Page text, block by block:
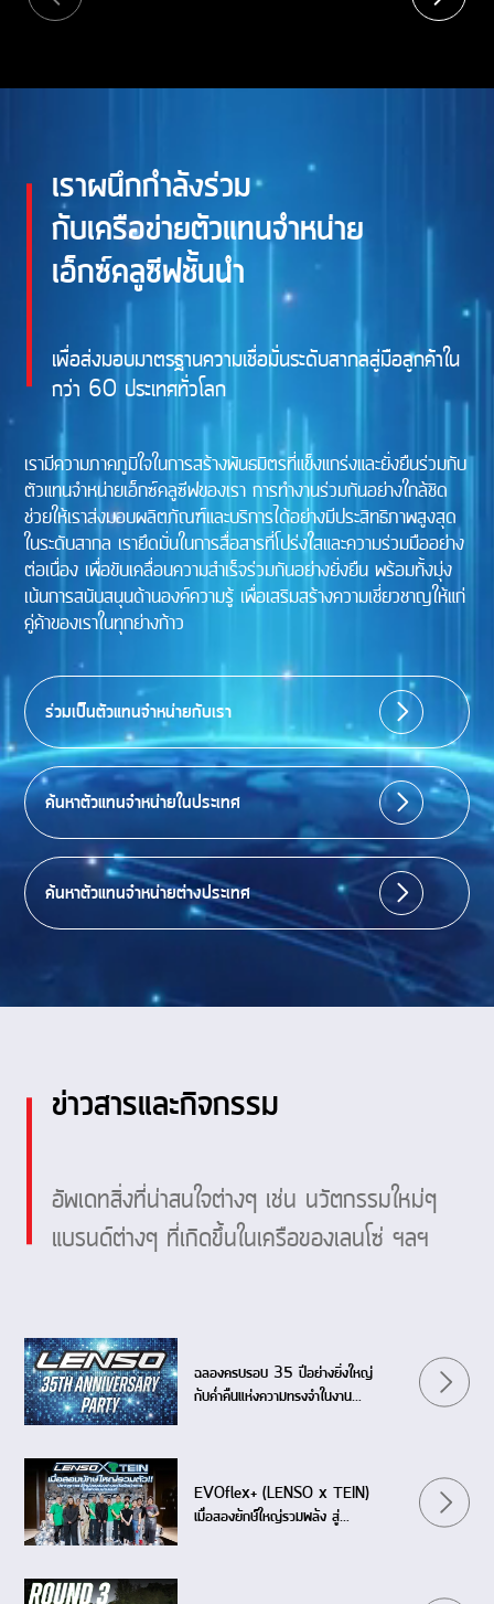
เราผนึกกำลังร่วม
กับเครือข่ายตัวแทนจำหน่าย
เอ็กซ์คลูซีฟชั้นนำ
เพื่อส่งมอบมาตรฐานความเชื่อมั่นระดับสากลสู่มือลูกค้าใน
กว่า 60 ประเทศทั่วโลก
เรามีความภาคภูมิใจในการสร้างพันธมิตรที่แข็งแกร่งและยั่งยืนร่วมกับ
ตัวแทนจำหน่ายเอ็กซ์คลูซีฟของเรา การทำงานร่วมกันอย่างใกล้ชิด
ช่วยให้เราส่งมอบผลิตภัณฑ์และบริการได้อย่างมีประสิทธิภาพสูงสุด
ในระดับสากล เรายึดมั่นในการสื่อสารที่โปร่งใสและความร่วมมืออย่าง
ต่อเนื่อง เพื่อขับเคลื่อนความสำเร็จร่วมกันอย่างยั่งยืน พร้อมทั้งมุ่ง
เน้นการสนับสนุนด้านองค์ความรู้ เพื่อเสริมสร้างความเชี่ยวชาญให้แก่
คู่ค้าของเราในทุกย่างก้าว
ร่วมเป็นตัวแทนจำหน่ายกับเรา
ค้นหาตัวแทนจำหน่ายในประเทศ
ค้นหาตัวแทนจำหน่ายต่างประเทศ
ข่าวสารและกิจกรรม
อัพเดทสิ่งที่น่าสนใจต่างๆ เช่น นวัตกรรมใหม่ๆ
แบรนด์ต่างๆ ที่เกิดขึ้นในเครือของเลนโซ่ ฯลฯ
ฉลองครบรอบ 35 ปีอย่างยิ่งใหญ่
กับค่ำคืนแห่งความทรงจำในงาน
EVOflex+ (LENSO x TEIN)
เมื่อสองยักษ์ใหญ่รวมพลัง สู่